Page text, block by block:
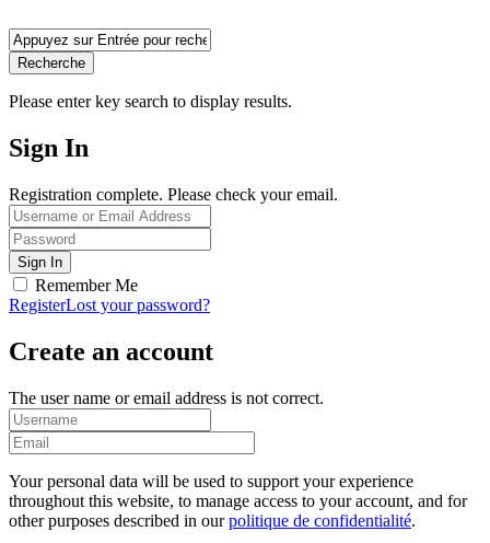
Recherche
Please enter key search to display results.
Sign In
Registration complete. Please check your email.
Remember Me
RegisterLost your password?
Create an account
The user name or email address is not correct.
Your personal data will be used to support your experience
throughout this website, to manage access to your account, and for
other purposes described in ourpolitique de confidentialité.